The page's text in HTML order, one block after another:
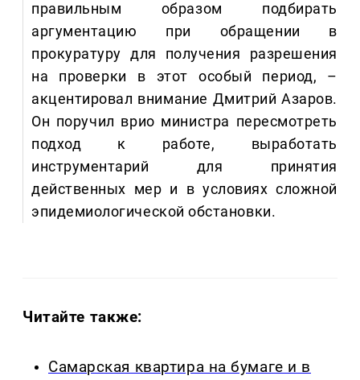
правильным образом подбирать
аргументацию при обращении в
прокуратуру для получения разрешения
на проверки в этот особый период, –
акцентировал внимание Дмитрий Азаров.
Он поручил врио министра пересмотреть
подход к работе, выработать
инструментарий для принятия
действенных мер и в условиях сложной
эпидемиологической обстановки.
Читайте также:
Самарская квартира на бумаге и в